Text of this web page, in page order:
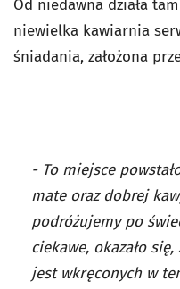
Od niedawna działa
niewielka kawiarnia
śniadania, założona
- To miejsce
mate oraz dobrej
podróżujemy po
ciekawe, okazało
jest wkręconych w